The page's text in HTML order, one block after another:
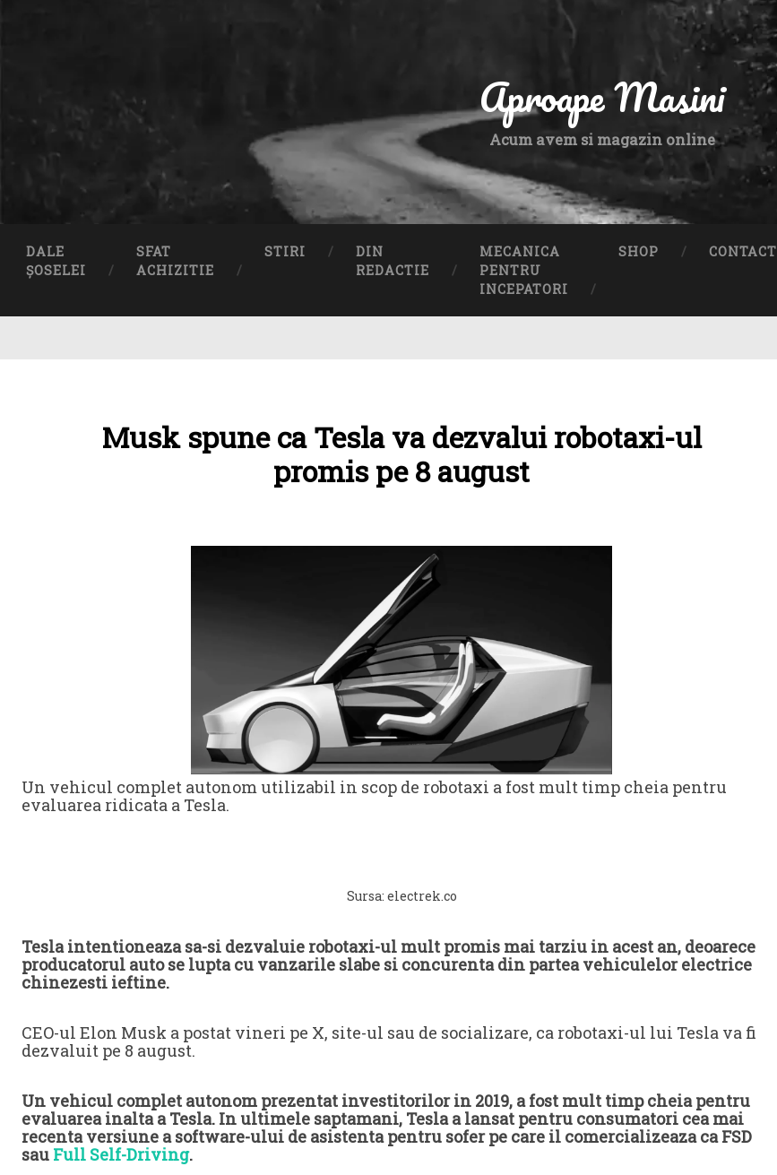
Aproape Masini
Acum avem si magazin online
DALE
ȘOSELEI
SFAT
ACHIZITIE
STIRI
DIN
REDACTIE
MECANICA
PENTRU
INCEPATORI
SHOP CONTACT
Musk spune ca Tesla va dezvalui robotaxi-ul
promis pe 8 august
Un vehicul complet autonom utilizabil in scop de robotaxi a fost mult timp cheia pentru
evaluarea ridicata a Tesla.
Sursa: electrek.co
Tesla intentioneaza sa-si dezvaluie robotaxi-ul mult promis mai tarziu in acest an, deoarece
producatorul auto se lupta cu vanzarile slabe si concurenta din partea vehiculelor electrice
chinezesti ieftine.
CEO-ul Elon Musk a postat vineri pe X, site-ul sau de socializare, ca robotaxi-ul lui Tesla va fi
dezvaluit pe 8 august.
Un vehicul complet autonom prezentat investitorilor in 2019, a fost mult timp cheia pentru
evaluarea inalta a Tesla. In ultimele saptamani, Tesla a lansat pentru consumatori cea mai
recenta versiune a software-ului de asistenta pentru sofer pe care il comercializeaza ca FSD
sau Full Self-Driving.